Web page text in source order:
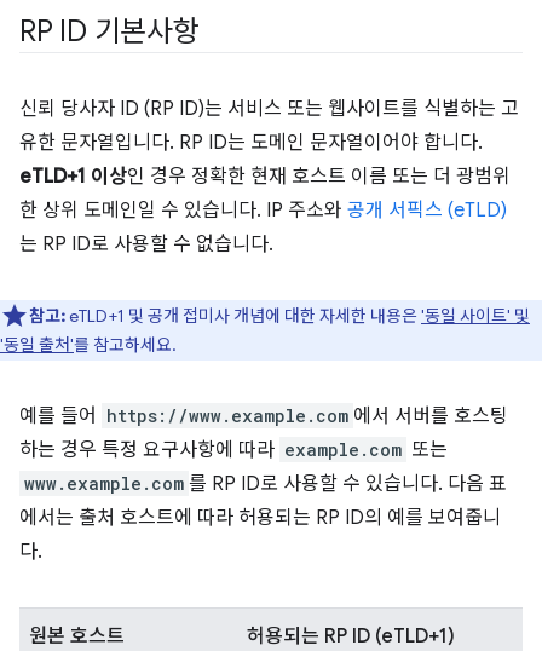
RP ID 기본사항
신뢰 당사자 ID (RP ID)는 서비스 또는 웹사이트를 식별하는 고
유한 문자열입니다. RP ID는 도메인 문자열이어야 합니다.
eTLD+1 이상인 경우 정확한 현재 호스트 이름 또는 더 광범위
한 상위 도메인일 수 있습니다. IP 주소와 공개 서픽스 (eTLD)
는 RP ID로 사용할 수 없습니다.
참고:eTLD+1 및 공개 접미사 개념에 대한 자세한 내용은'동일 사이트' 및
'동일 출처'를 참고하세요.
예를 들어 https://www.example.com 에서 서버를 호스팅
하는 경우 특정 요구사항에 따라 example.com 또는
www.example.com 를 RP ID로 사용할 수 있습니다. 다음 표
에서는 출처 호스트에 따라 허용되는 RP ID의 예를 보여줍니
다.
원본 호스트 허용되는 RP ID (eTLD+1)